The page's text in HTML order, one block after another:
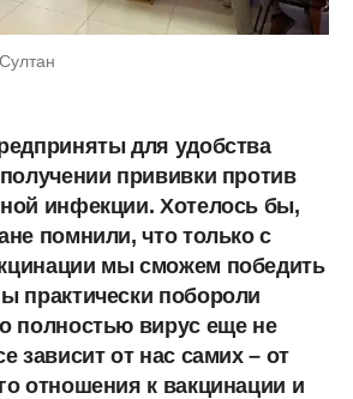
для удобства
прививки против
инфекции. Хотелось бы,
помнили, что только с
мы сможем победить
практически побороли
полностью вирус еще не
зависит от нас самих – от
отношения к вакцинации и